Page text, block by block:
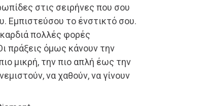
στις σειρήνες που σου
Εμπιστεύσου το ένστικτό σου.
πολλές φορές
πράξεις όμως κάνουν την
μικρή, την πιο απλή έως την
να χαθούν, να γίνουν